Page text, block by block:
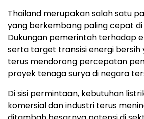
Thailand merupakan salah satu
yang berkembang paling cepat di
Dukungan pemerintah terhadap
serta target transisi energi bersih
terus mendorong percepatan
proyek tenaga surya di negara
Di sisi permintaan, kebutuhan
komersial dan industri terus